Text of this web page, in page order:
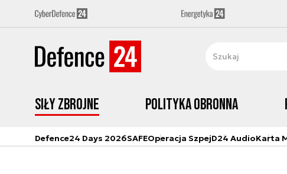
Siły zbrojne Polityka obronna
Defence24 Days 2026SAFEOperacja SzpejD24 AudioKarta